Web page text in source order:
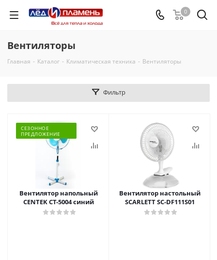
0
Вентиляторы
Главная - Каталог - Климатическая техника - Вентиляторы
Фильтр
СЕЗОННОЕ
ПРЕДЛОЖЕНИЕ
Вентилятор напольный
CENTEK CT-5004 синий
Вентилятор настольный
SCARLETT SC-DF111S01